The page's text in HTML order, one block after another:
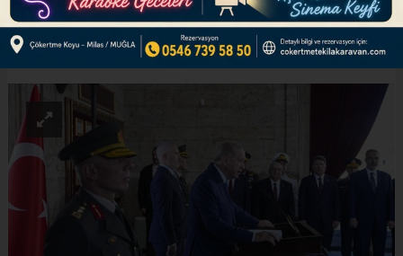
ABONE OL